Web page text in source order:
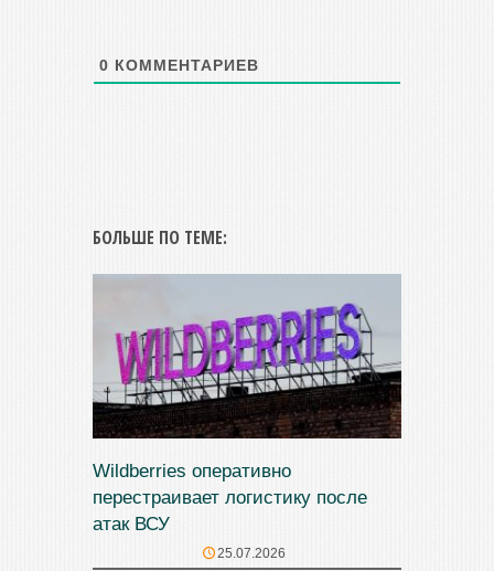
0 КОММЕНТАРИЕВ
БОЛЬШЕ ПО ТЕМЕ:
Wildberries оперативно
перестраивает логистику после
атак ВСУ
25.07.2026